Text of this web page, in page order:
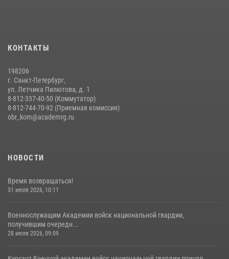
КОНТАКТЫ
198206
г. Санкт-Петербург,
ул. Летчика Пилютова, д. 1
8-812-337-40-50 (Коммутатор)
8-812-744-70-92 (Приемная комиссия)
obr_kom@academrg.ru
НОВОСТИ
Время возвращаться!
31 июля 2026, 10:11
Военнослужащим Академии войск национальной гвардии,
получившим очередн...
28 июля 2026, 09:09